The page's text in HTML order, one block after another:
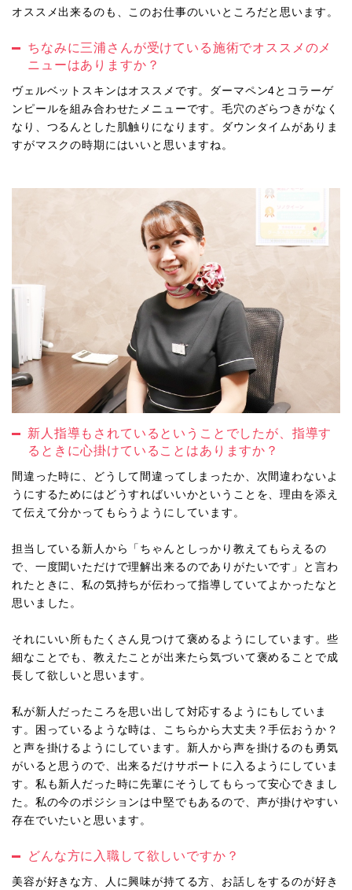
オススメ出来るのも、このお仕事のいいところだと思います。
ちなみに三浦さんが受けている施術でオススメのメ
ニューはありますか？
ヴェルベットスキンはオススメです。ダーマペン4とコラーゲ
ンピールを組み合わせたメニューです。毛穴のざらつきがなく
なり、つるんとした肌触りになります。ダウンタイムがありま
すがマスクの時期にはいいと思いますね。
新人指導もされているということでしたが、指導す
るときに心掛けていることはありますか？
間違った時に、どうして間違ってしまったか、次間違わないよ
うにするためにはどうすればいいかということを、理由を添え
て伝えて分かってもらうようにしています。
担当している新人から「ちゃんとしっかり教えてもらえるの
で、一度聞いただけで理解出来るのでありがたいです」と言わ
れたときに、私の気持ちが伝わって指導していてよかったなと
思いました。
それにいい所もたくさん見つけて褒めるようにしています。些
細なことでも、教えたことが出来たら気づいて褒めることで成
長して欲しいと思います。
私が新人だったころを思い出して対応するようにもしていま
す。困っているような時は、こちらから大丈夫？手伝おうか？
と声を掛けるようにしています。新人から声を掛けるのも勇気
がいると思うので、出来るだけサポートに入るようにしていま
す。私も新人だった時に先輩にそうしてもらって安心できまし
た。私の今のポジションは中堅でもあるので、声が掛けやすい
存在でいたいと思います。
どんな方に入職して欲しいですか？
美容が好きな方、人に興味が持てる方、お話しをするのが好き